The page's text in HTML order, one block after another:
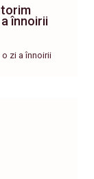
înnoirii
zi a înnoirii